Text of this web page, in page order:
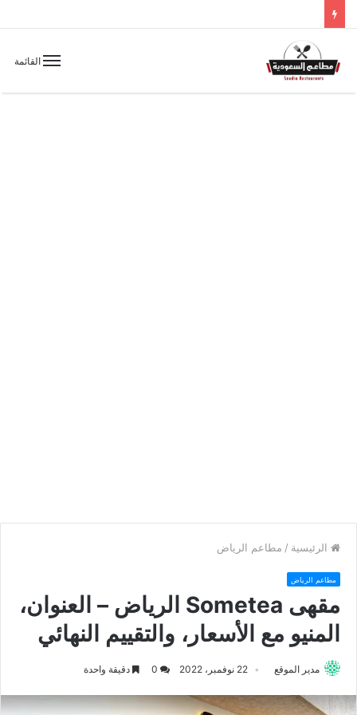
القائمة
الرئيسية / مطاعم الرياض
مطاعم الرياض
مقهى Sometea الرياض – العنوان،
المنيو مع الأسعار، والتقييم النهائي
مدير الموقع 22 نوفمبر، 2022 دقيقة واحدة